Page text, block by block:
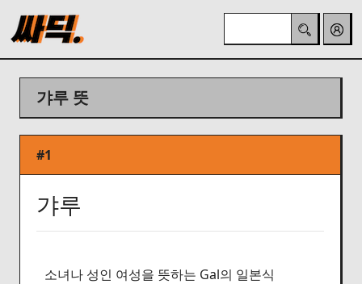
갸루 뜻
#1
갸루
소녀나 성인 여성을 뜻하는 Gal의 일본식